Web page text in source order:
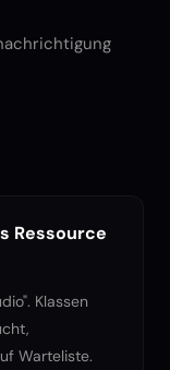
Ressource
Klassen
Warteliste.